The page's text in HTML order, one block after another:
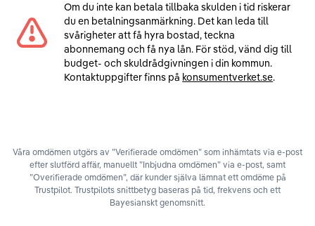
Om du inte kan betala tillbaka skulden i tid riskerar
du en betalningsanmärkning. Det kan leda till
svårigheter att få hyra bostad, teckna
abonnemang och få nya lån. För stöd, vänd dig till
budget- och skuldrådgivningen i din kommun.
Kontaktuppgifter finns på konsumentverket.se.
Våra omdömen utgörs av ”Verifierade omdömen” som inhämtats via e-post
efter slutförd affär, manuellt ”Inbjudna omdömen” via e-post, samt
”Overifierade omdömen”, där kunder själva lämnat ett omdöme på
Trustpilot. Trustpilots snittbetyg baseras på tid, frekvens och ett
Bayesianskt genomsnitt.